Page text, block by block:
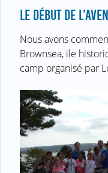
LE DÉBUT DE
Nous avons
Brownsea, ile
camp organisé par